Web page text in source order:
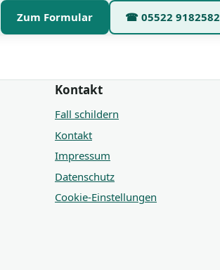
Zum Formular ☎ 05522 9182582
Kontakt
Fall schildern
Kontakt
Impressum
Datenschutz
Cookie-Einstellungen